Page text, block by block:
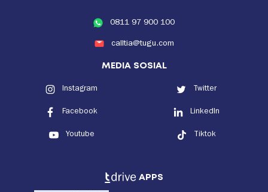
0811 97 900 100
calltia@tugu.com
MEDIA SOSIAL
Instagram Twitter
Facebook LinkedIn
Youtube Tiktok
APPS